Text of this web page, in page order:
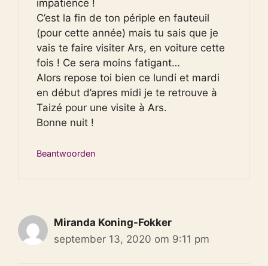
impatience !
C’est la fin de ton périple en fauteuil
(pour cette année) mais tu sais que je
vais te faire visiter Ars, en voiture cette
fois ! Ce sera moins fatigant…
Alors repose toi bien ce lundi et mardi
en début d’apres midi je te retrouve à
Taizé pour une visite à Ars.
Bonne nuit !
Beantwoorden
Miranda Koning-Fokker
september 13, 2020 om 9:11 pm